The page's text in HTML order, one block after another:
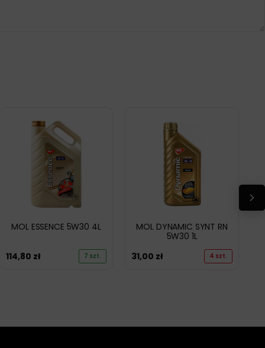
MOL ESSENCE 5W30 4L
114,80 zł 7 szt.
MOL DYNAMIC SYNT RN
5W30 1L
31,00 zł 4 szt.